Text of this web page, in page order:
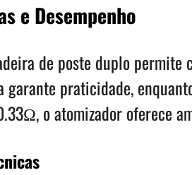
e Desempenho
de poste duplo
praticidade,
o atomizador oferece